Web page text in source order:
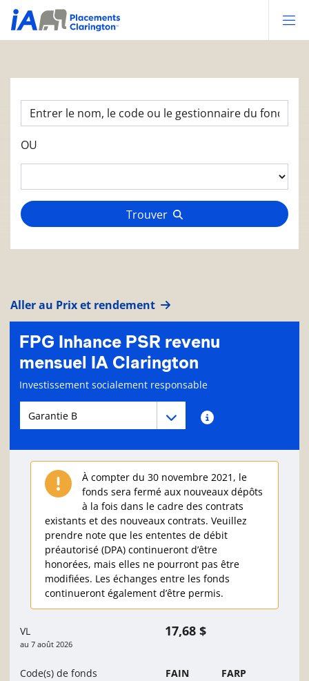
OU
Trouver
Aller au Prix et rendement
FPG Inhance PSR revenu
mensuel IA Clarington
Page d'informations sur le fonds
Investissement socialement responsable
Menu déroulant des séries du Fonds
Menu déroulant des séries du Fonds
À compter du 30 novembre 2021, le
fonds sera fermé aux nouveaux dépôts
à la fois dans le cadre des contrats
existants et des nouveaux contrats. Veuillez
prendre note que les ententes de débit
préautorisé (DPA) continueront d’être
honorées, mais elles ne pourront pas être
modifiées. Les échanges entre les fonds
continueront également d’être permis.
VL
au 7 août 2026
17,68 $
Code(s) de fonds
FAIN
FARP